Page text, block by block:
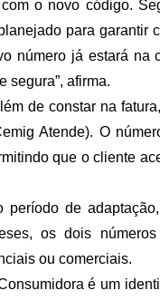
o novo código.
para garantir
número já estará
segura”, afirma.
de constar na
Atende). O
que o cliente
período de
os dois
ou comerciais.
é um